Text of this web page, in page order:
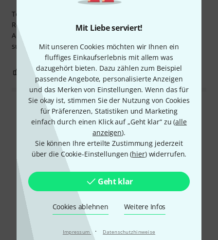
Mit Liebe serviert!
Mit unseren Cookies möchten wir Ihnen ein
fluffiges Einkaufserlebnis mit allem was
dazugehört bieten. Dazu zählen zum Beispiel
passende Angebote, personalisierte Anzeigen
und das Merken von Einstellungen. Wenn das für
Sie okay ist, stimmen Sie der Nutzung von Cookies
für Präferenzen, Statistiken und Marketing
einfach durch einen Klick auf „Geht klar“ zu (alle
anzeigen).
Sie können Ihre erteilte Zustimmung jederzeit
über die Cookie-Einstellungen (hier) widerrufen.
Geht klar
Cookies ablehnen Weitere Infos
Impressum · Datenschutzhinweise
Tolles Produkt, bei dem gleichzeitig Schlag- und
Resonanzfell gedämpft wird. Besonders gut finde ich die
Aussparung für das Grenzflächenmikrofon. Daumen hoch,
super!
0 BEWERTUNG MELDEN
Alle Bewertungen lesen
Schon gewusst?
Testberichte